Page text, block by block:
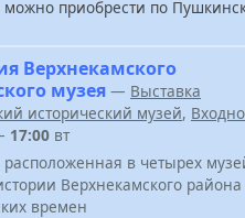
приобрести по
Верхнекамского
музея — Выставка
исторический музей,
17:00 вт
в четырех
Верхнекамского района
времен